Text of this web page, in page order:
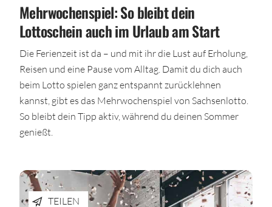
Mehrwochenspiel: So bleibt dein
Lottoschein auch im Urlaub am Start
Die Ferienzeit ist da – und mit ihr die Lust auf Erholung,
Reisen und eine Pause vom Alltag. Damit du dich auch
beim Lotto spielen ganz entspannt zurücklehnen
kannst, gibt es das Mehrwochenspiel von Sachsenlotto.
So bleibt dein Tipp aktiv, während du deinen Sommer
genießt.
TEILEN